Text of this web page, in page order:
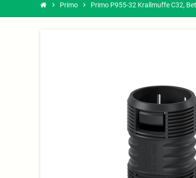
chevron_right Primo chevron_right Primo P955-32 Krallmuffe C32,